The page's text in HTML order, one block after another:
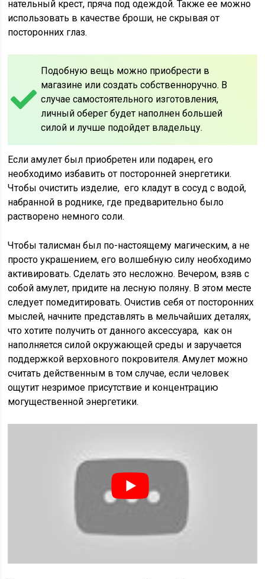
нательный крест, пряча под одеждой. Также ее можно
использовать в качестве броши, не скрывая от
посторонних глаз.
Подобную вещь можно приобрести в
магазине или создать собственноручно. В
случае самостоятельного изготовления,
личный оберег будет наполнен большей
силой и лучше подойдет владельцу.
Если амулет был приобретен или подарен, его
необходимо избавить от посторонней энергетики.
Чтобы очистить изделие, его кладут в сосуд с водой,
набранной в роднике, где предварительно было
растворено немного соли.
Чтобы талисман был по-настоящему магическим, а не
просто украшением, его волшебную силу необходимо
активировать. Сделать это несложно. Вечером, взяв с
собой амулет, придите на лесную поляну. В этом месте
следует помедитировать. Очистив себя от посторонних
мыслей, начните представлять в мельчайших деталях,
что хотите получить от данного аксессуара, как он
наполняется силой окружающей среды и заручается
поддержкой верховного покровителя. Амулет можно
считать действенным в том случае, если человек
ощутит незримое присутствие и концентрацию
могущественной энергетики.